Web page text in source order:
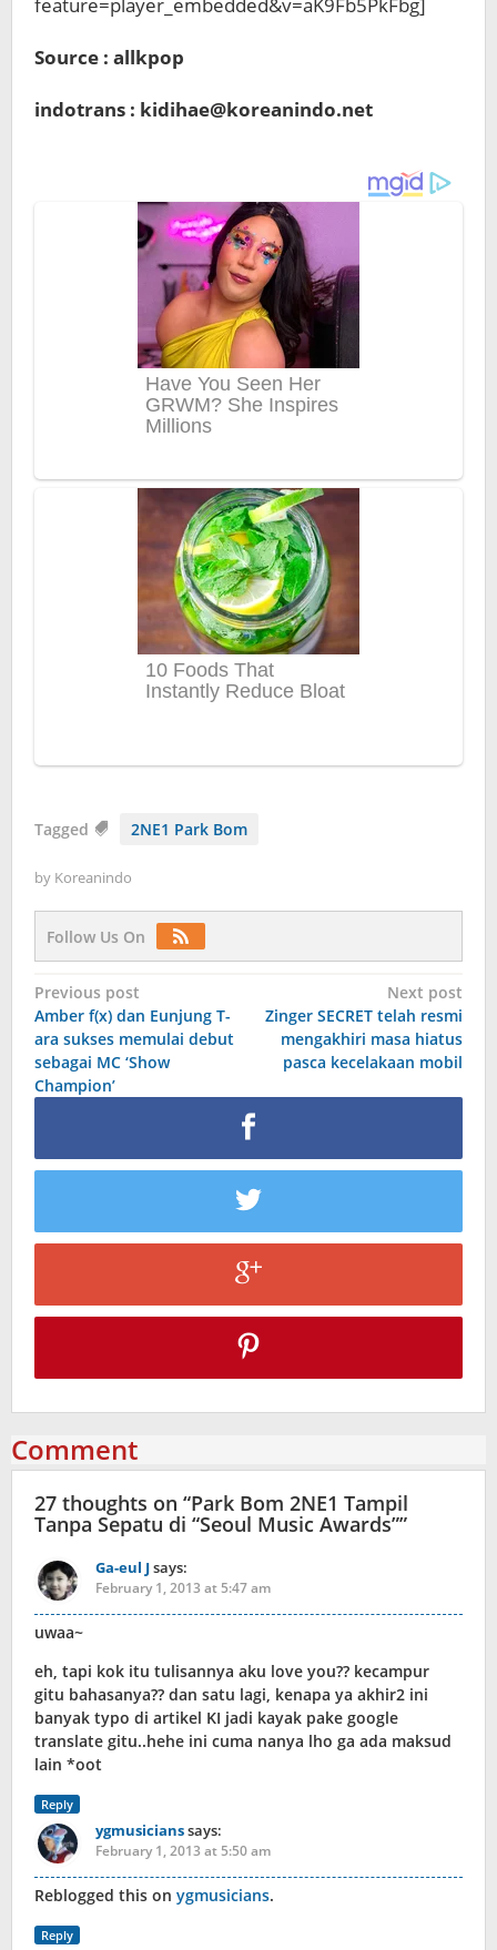
Source : allkpop
indotrans : kidihae@koreanindo.net
Tagged 2NE1 Park Bom
by Koreanindo
Follow Us On
Post
navigation
Previous post
Amber f(x) dan Eunjung T-
ara sukses memulai debut
sebagai MC ‘Show
Champion’
Next post
Zinger SECRET telah resmi
mengakhiri masa hiatus
pasca kecelakaan mobil
Comment
27 thoughts on “Park Bom 2NE1 Tampil
Tanpa Sepatu di “Seoul Music Awards””
Ga-eul Jsays:
February 1, 2013 at 5:47 am
uwaa~
eh, tapi kok itu tulisannya aku love you?? kecampur
gitu bahasanya?? dan satu lagi, kenapa ya akhir2 ini
banyak typo di artikel KI jadi kayak pake google
translate gitu..hehe ini cuma nanya lho ga ada maksud
lain *oot
Reply
ygmusicianssays:
February 1, 2013 at 5:50 am
Reblogged this on ygmusicians.
Reply